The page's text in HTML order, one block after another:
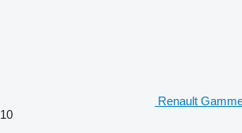
Renault
10